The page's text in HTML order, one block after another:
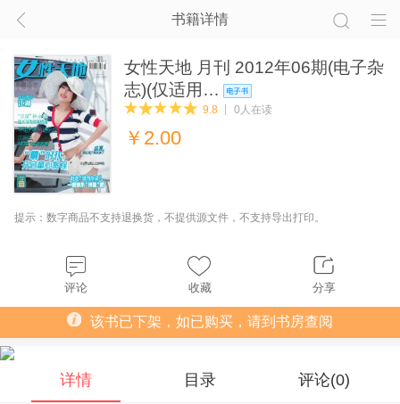
书籍详情
女性天地 月刊 2012年06期(电子杂
志)(仅适用…
9.8 0人在读
￥ 2.00
提示：数字商品不支持退换货，不提供源文件，不支持导出打印。
评论 收藏 分享
该书已下架，如已购买，请到书房查阅
详情 目录 评论(0)